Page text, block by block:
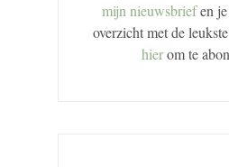
mijn nieuwsbriefen je
overzicht met de
hierom te